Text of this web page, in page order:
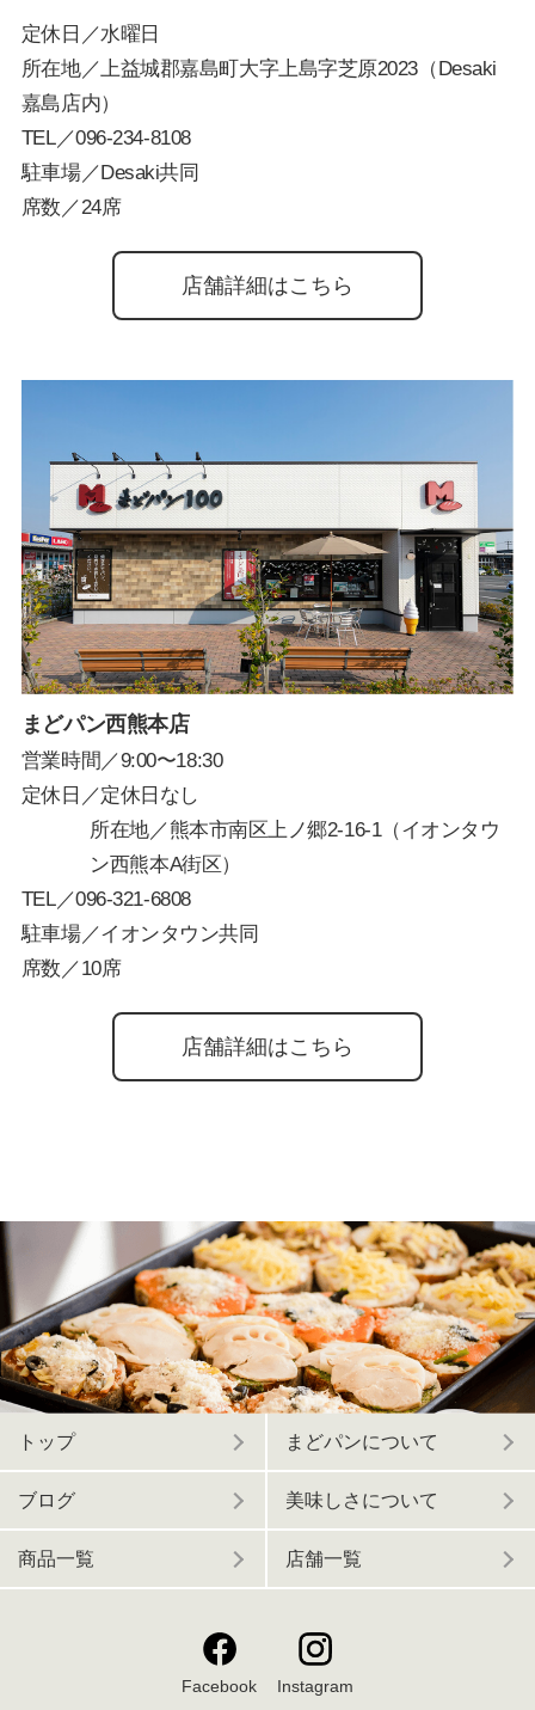
定休日／水曜日
所在地／上益城郡嘉島町大字上島字芝原2023（Desaki
嘉島店内）
TEL／096-234-8108
駐車場／Desaki共同
席数／24席
店舗詳細はこちら
まどパン西熊本店
営業時間／9:00〜18:30
定休日／定休日なし
所在地／熊本市南区上ノ郷2-16-1（イオンタウ
ン西熊本A街区）
TEL／096-321-6808
駐車場／イオンタウン共同
席数／10席
店舗詳細はこちら
トップ まどパンについて
ブログ 美味しさについて
商品一覧 店舗一覧
Facebook Instagram